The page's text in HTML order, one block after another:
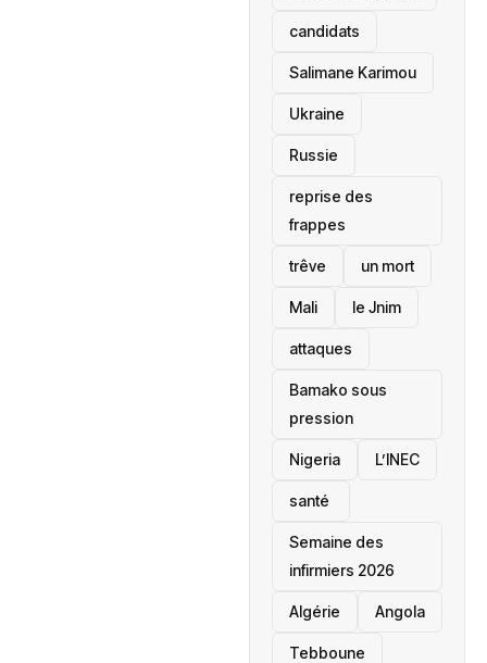
candidats
Salimane Karimou
Ukraine
Russie
reprise des
frappes
trêve un mort
Mali le Jnim
attaques
Bamako sous
pression
‎Nigeria L’INEC
santé ‎
Semaine des
infirmiers 2026
‎Algérie Angola
Tebboune